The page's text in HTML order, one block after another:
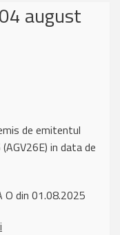
august
de emitentul
in data de
O din 01.08.2025